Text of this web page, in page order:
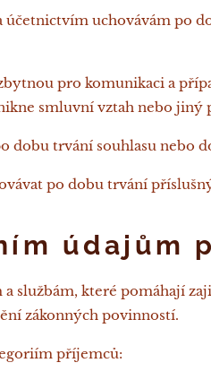
účetnictvím uchovávám po
pro komunikaci a
smluvní vztah nebo jiný
dobu trvání souhlasu nebo
po dobu trvání
údajům
službám, které pomáhají
zákonných povinností.
příjemců: